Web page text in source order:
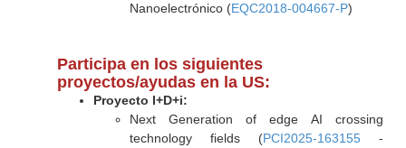
Nanoelectrónico (EQC2018-004667-P)
Participa en los siguientes
proyectos/ayudas en la US:
Proyecto I+D+i:
Next Generation of edge AI crossing
technology fields (PCI2025-163155-